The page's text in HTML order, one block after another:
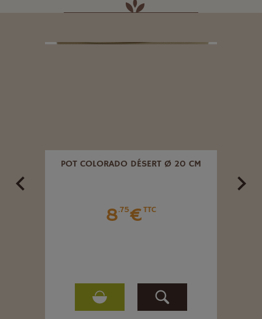
POT COLORADO DÉSERT Ø 20 CM
8.75€TTC